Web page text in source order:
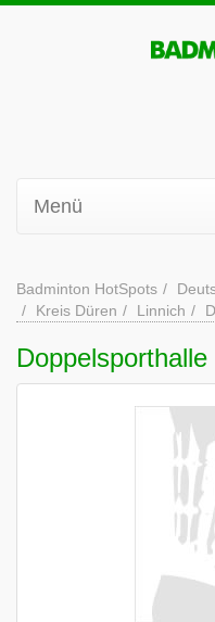
Menü
Badminton HotSpots
Kreis Düren
Linnich
Doppelsporthalle